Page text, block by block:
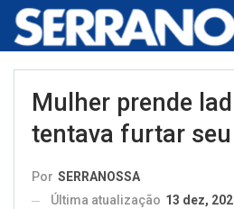
Mulher prende
tentava furtar
Por SERRANOSSA
Última atualização 13 dez,